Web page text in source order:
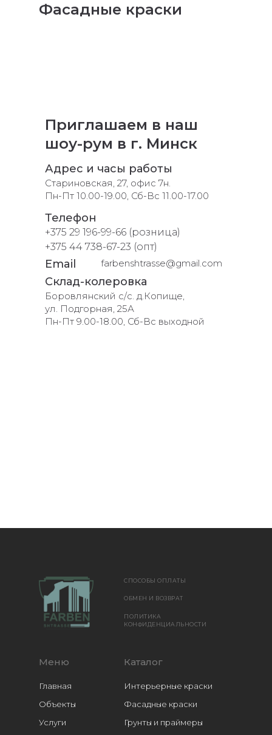
Фасадные краски
Приглашаем в наш
шоу-рум в г. Минск
Адрес и часы работы
Стариновская, 27, офис 7н.
Пн-Пт 10.00-19.00, Сб-Вс 11.00-17.00
Телефон
Email farbenshtrasse@gmail.com
Склад-колеровка
Боровлянский с/с. д.Копище,
ул. Подгорная, 25А
Пн-Пт 9.00-18.00, Сб-Вс выходной
+375 29 196-99-66 (розница)
+375 44 738-67-23 (опт)
Каталог
Интерьерные краски
Фасадные краски
Грунты и праймеры
Меню
Главная
Объекты
Услуги
ОБМЕН И ВОЗВРАТ
СПОСОБЫ ОПЛАТЫ
ПОЛИТИКА
КОНФИДЕНЦИАЛЬНОСТИ